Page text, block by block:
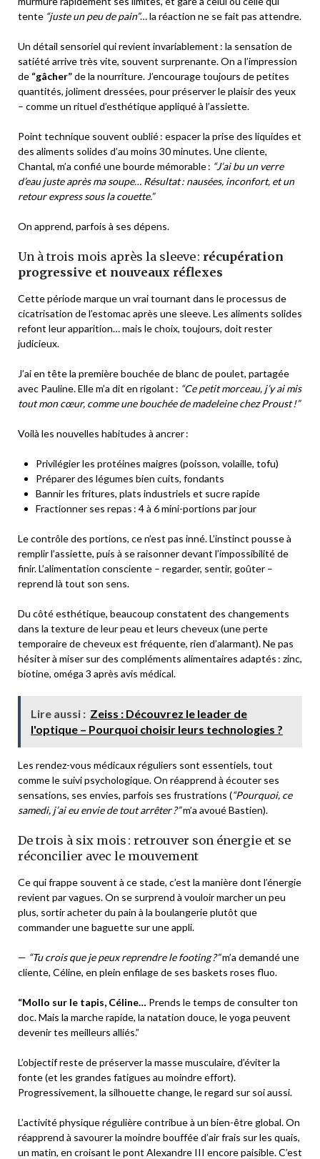
tente “juste un peu de pain”… la réaction ne se fait pas attendre.
Un détail sensoriel qui revient invariablement : la sensation de
satiété arrive très vite, souvent surprenante. On a l’impression
de “gâcher”de la nourriture. J’encourage toujours de petites
quantités, joliment dressées, pour préserver le plaisir des yeux
– comme un rituel d’esthétique appliqué à l’assiette.
Point technique souvent oublié : espacer la prise des liquides et
des aliments solides d’au moins 30 minutes. Une cliente,
Chantal, m’a confié une bourde mémorable : “J’ai bu un verre
d’eau juste après ma soupe… Résultat : nausées, inconfort, et un
retour express sous la couette.”
On apprend, parfois à ses dépens.
Un à trois mois après la sleeve : récupération
progressive et nouveaux réflexes
Cette période marque un vrai tournant dans le processus de
cicatrisation de l’estomac après une sleeve. Les aliments solides
refont leur apparition… mais le choix, toujours, doit rester
judicieux.
J’ai en tête la première bouchée de blanc de poulet, partagée
avec Pauline. Elle m’a dit en rigolant : “Ce petit morceau, j’y ai mis
tout mon cœur, comme une bouchée de madeleine chez Proust !”
Voilà les nouvelles habitudes à ancrer :
Privilégier les protéines maigres (poisson, volaille, tofu)
Préparer des légumes bien cuits, fondants
Bannir les fritures, plats industriels et sucre rapide
Fractionner ses repas : 4 à 6 mini-portions par jour
Le contrôle des portions, ce n’est pas inné. L’instinct pousse à
remplir l’assiette, puis à se raisonner devant l’impossibilité de
finir. L’alimentation consciente – regarder, sentir, goûter –
reprend là tout son sens.
Du côté esthétique, beaucoup constatent des changements
dans la texture de leur peau et leurs cheveux (une perte
temporaire de cheveux est fréquente, rien d’alarmant). Ne pas
hésiter à miser sur des compléments alimentaires adaptés : zinc,
biotine, oméga 3 après avis médical.
Lire aussi : Zeiss : Découvrez le leader de
l'optique – Pourquoi choisir leurs technologies ?
Les rendez-vous médicaux réguliers sont essentiels, tout
comme le suivi psychologique. On réapprend à écouter ses
sensations, ses envies, parfois ses frustrations (“Pourquoi, ce
samedi, j’ai eu envie de tout arrêter ?”m’a avoué Bastien).
De trois à six mois : retrouver son énergie et se
réconcilier avec le mouvement
Ce qui frappe souvent à ce stade, c’est la manière dont l’énergie
revient par vagues. On se surprend à vouloir marcher un peu
plus, sortir acheter du pain à la boulangerie plutôt que
commander une baguette sur une appli.
— “Tu crois que je peux reprendre le footing ?”m’a demandé une
cliente, Céline, en plein enfilage de ses baskets roses fluo.
“Mollo sur le tapis, Céline… Prends le temps de consulter ton
doc. Mais la marche rapide, la natation douce, le yoga peuvent
devenir tes meilleurs alliés.”
L’objectif reste de préserver la masse musculaire, d’éviter la
fonte (et les grandes fatigues au moindre effort).
Progressivement, la silhouette change, le regard sur soi aussi.
L’activité physique régulière contribue à un bien-être global. On
réapprend à savourer la moindre bouffée d’air frais sur les quais,
un matin, en croisant le pont Alexandre III encore paisible. C’est